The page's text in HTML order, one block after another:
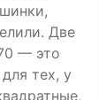
Две
— это
тех, у